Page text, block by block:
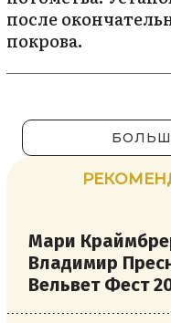
после
покрова.
Мари
Владимир
Вельвет Фест